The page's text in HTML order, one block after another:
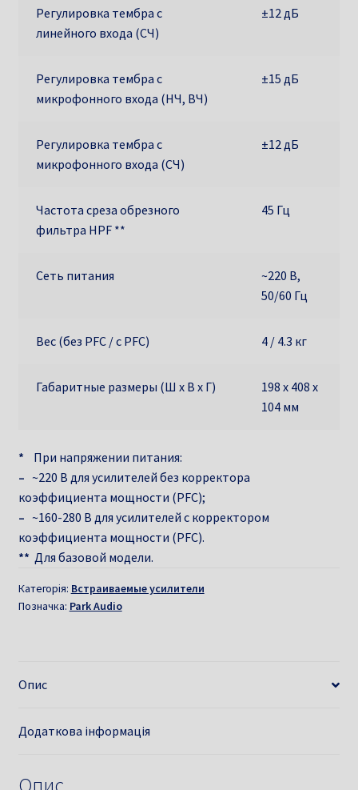
Регулировка тембра с
линейного входа (СЧ)
±12 дБ
Регулировка тембра с
микрофонного входа (НЧ, ВЧ)
±15 дБ
Регулировка тембра с
микрофонного входа (СЧ)
±12 дБ
Частота среза обрезного
фильтра HPF **
45 Гц
Сеть питания
~220 В,
50/60 Гц
Вес (без PFC / с PFC) 4 / 4.3 кг
Габаритные размеры (Ш х В х Г)
198 х 408 х
104 мм
* При напряжении питания:
– ~220 B для усилителей без корректора
коэффициента мощности (PFC);
– ~160-280 B для усилителей с корректором
коэффициента мощности (PFC).
** Для базовой модели.
Категорія: Встраиваемые усилители
Позначка: Park Audio
Опис
Додаткова інформація